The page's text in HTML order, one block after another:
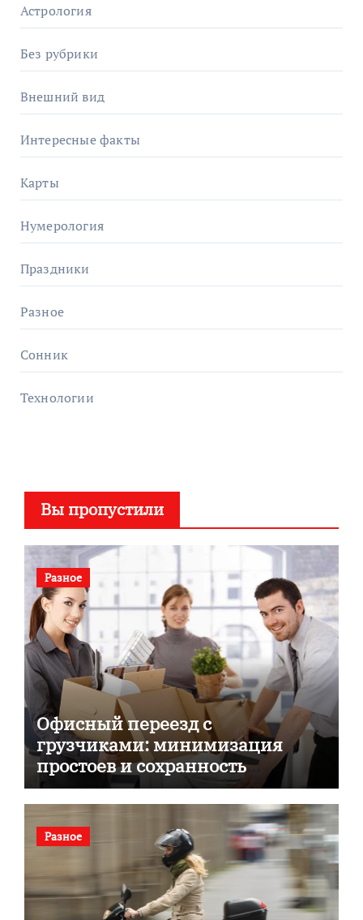
Астрология
Без рубрики
Внешний вид
Интересные факты
Карты
Нумерология
Праздники
Разное
Сонник
Технологии
Вы пропустили
Разное
Офисный переезд с
грузчиками: минимизация
простоев и сохранность
документов
Разное